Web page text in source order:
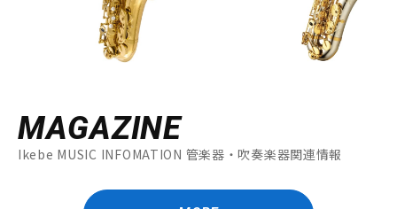
MAGAZINE
Ikebe MUSIC INFOMATION 管楽器・吹奏楽器関連情報